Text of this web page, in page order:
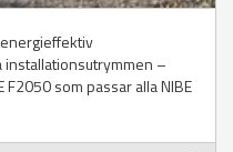
–
som passar alla NIBE